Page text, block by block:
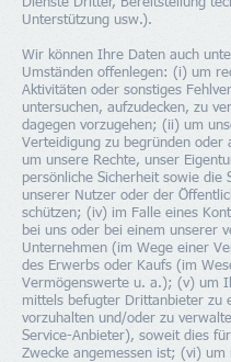
Unterstützung usw.).
Wir können Ihre Daten auch
Umständen offenlegen: (i) um
Aktivitäten oder sonstiges
untersuchen, aufzudecken, zu
dagegen vorzugehen; (ii) um
Verteidigung zu begründen oder
um unsere Rechte, unser
persönliche Sicherheit sowie die
unserer Nutzer oder der
schützen; (iv) im Falle eines
bei uns oder bei einem unserer
Unternehmen (im Wege einer
des Erwerbs oder Kaufs (im
Vermögenswerte u. a.); (v) um
mittels befugter Drittanbieter zu
vorzuhalten und/oder zu
Service-Anbieter), soweit dies
Zwecke angemessen ist; (vi) um